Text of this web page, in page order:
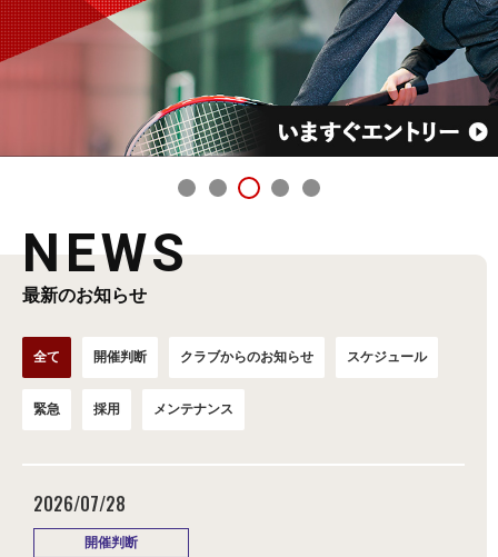
NEWS
最新のお知らせ
全て 開催判断 クラブからのお知らせ スケジュール
緊急 採用 メンテナンス
2026/07/28
開催判断